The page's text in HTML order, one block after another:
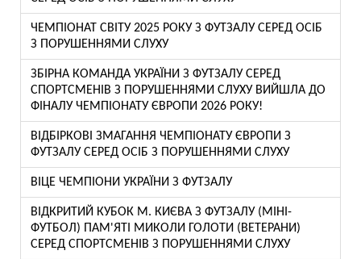
ЧЕМПІОНАТ СВІТУ 2025 РОКУ З ФУТЗАЛУ СЕРЕД ОСІБ
З ПОРУШЕННЯМИ СЛУХУ
ЗБІРНА КОМАНДА УКРАЇНИ З ФУТЗАЛУ СЕРЕД
СПОРТСМЕНІВ З ПОРУШЕННЯМИ СЛУХУ ВИЙШЛА ДО
ФІНАЛУ ЧЕМПІОНАТУ ЄВРОПИ 2026 РОКУ!
ВІДБІРКОВІ ЗМАГАННЯ ЧЕМПІОНАТУ ЄВРОПИ З
ФУТЗАЛУ СЕРЕД ОСІБ З ПОРУШЕННЯМИ СЛУХУ
ВІЦЕ ЧЕМПІОНИ УКРАЇНИ З ФУТЗАЛУ
ВІДКРИТИЙ КУБОК М. КИЄВА З ФУТЗАЛУ (МІНІ-
ФУТБОЛ) ПАМ'ЯТІ МИКОЛИ ГОЛОТИ (ВЕТЕРАНИ)
СЕРЕД СПОРТСМЕНІВ З ПОРУШЕННЯМИ СЛУХУ